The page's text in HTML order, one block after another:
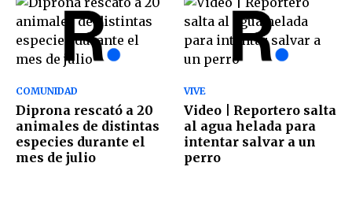
COMUNIDAD
Diprona rescató a 20
animales de distintas
especies durante el
mes de julio
VIVE
Video | Reportero salta
al agua helada para
intentar salvar a un
perro